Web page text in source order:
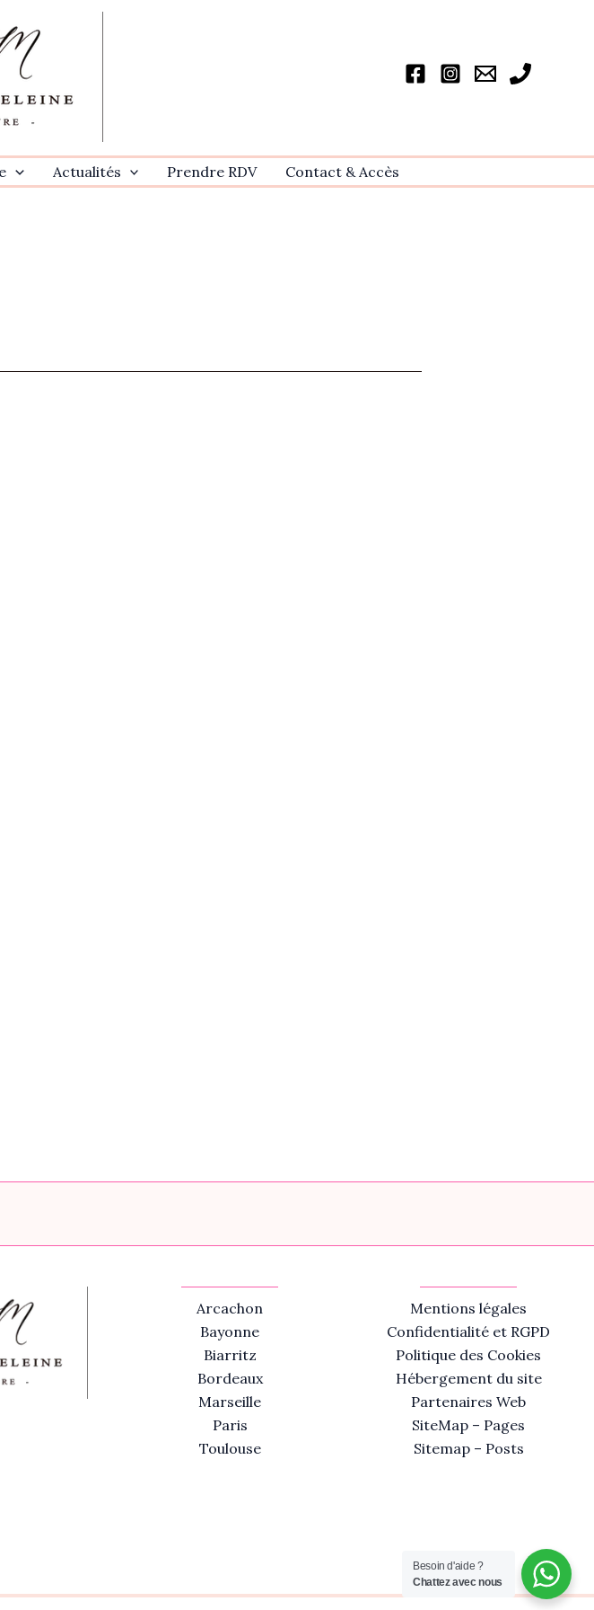
Actualités Prendre RDV Contact & Accѐs
Arcachon
Bayonne
Biarritz
Bordeaux
Marseille
Paris
Toulouse
Mentions légales
Confidentialité et RGPD
Politique des Cookies
Hébergement du site
Partenaires Web
SiteMap – Pages
Sitemap – Posts
Besoin d'aide ?
Chattez avec nous